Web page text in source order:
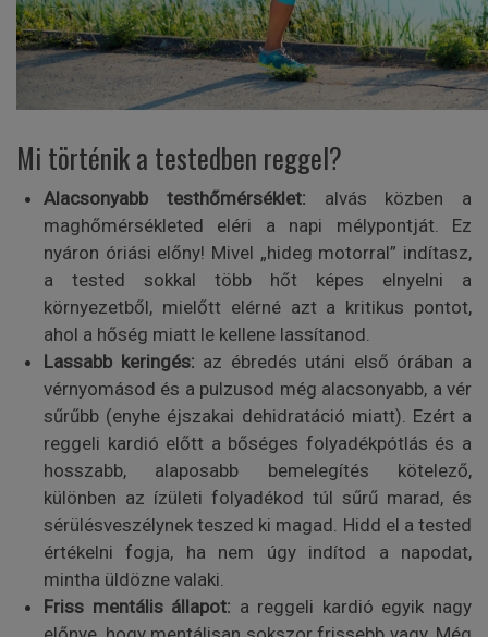
Mi történik a testedben reggel?
Alacsonyabb testhőmérséklet: alvás közben a
maghőmérsékleted eléri a napi mélypontját. Ez
nyáron óriási előny! Mivel „hideg motorral” indítasz,
a tested sokkal több hőt képes elnyelni a
környezetből, mielőtt elérné azt a kritikus pontot,
ahol a hőség miatt le kellene lassítanod.
Lassabb keringés: az ébredés utáni első órában a
vérnyomásod és a pulzusod még alacsonyabb, a vér
sűrűbb (enyhe éjszakai dehidratáció miatt). Ezért a
reggeli kardió előtt a bőséges folyadékpótlás és a
hosszabb, alaposabb bemelegítés kötelező,
különben az ízületi folyadékod túl sűrű marad, és
sérülésveszélynek teszed ki magad. Hidd el a tested
értékelni fogja, ha nem úgy indítod a napodat,
mintha üldözne valaki.
Friss mentális állapot: a reggeli kardió egyik nagy